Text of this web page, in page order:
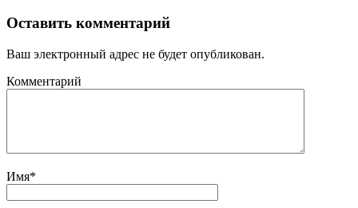
Оставить комментарий
Ваш электронный адрес не будет опубликован.
Комментарий
Имя*